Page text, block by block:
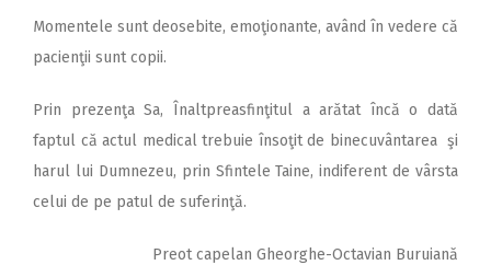
Momentele sunt deosebite, emoţionante, având în vedere că
pacienţii sunt copii.
Prin prezenţa Sa, Înaltpreasfinţitul a arătat încă o dată
faptul că actul medical trebuie însoţit de binecuvântarea şi
harul lui Dumnezeu, prin Sfintele Taine, indiferent de vârsta
celui de pe patul de suferinţă.
Preot capelan Gheorghe-Octavian Buruiană